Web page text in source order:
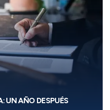
UN AÑO DESPUÉS